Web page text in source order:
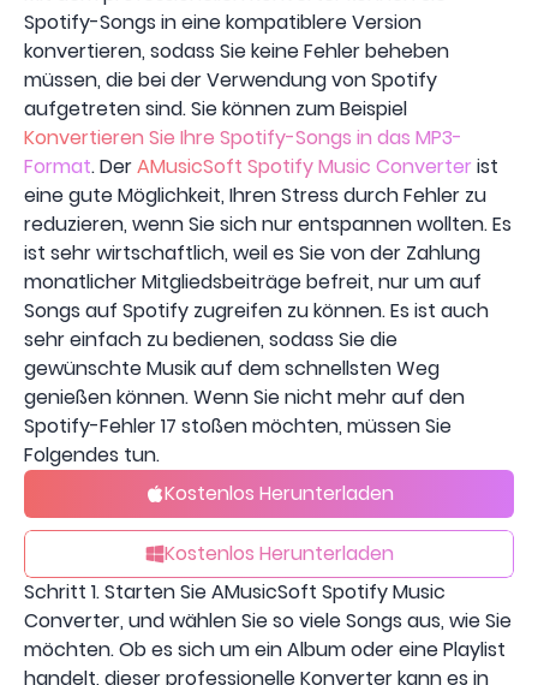
Spotify-Songs in eine kompatiblere Version
konvertieren, sodass Sie keine Fehler beheben
müssen, die bei der Verwendung von Spotify
aufgetreten sind. Sie können zum Beispiel
Konvertieren Sie Ihre Spotify-Songs in das MP3-
Format. DerAMusicSoft Spotify Music Converter ist
eine gute Möglichkeit, Ihren Stress durch Fehler zu
reduzieren, wenn Sie sich nur entspannen wollten. Es
ist sehr wirtschaftlich, weil es Sie von der Zahlung
monatlicher Mitgliedsbeiträge befreit, nur um auf
Songs auf Spotify zugreifen zu können. Es ist auch
sehr einfach zu bedienen, sodass Sie die
gewünschte Musik auf dem schnellsten Weg
genießen können. Wenn Sie nicht mehr auf den
Spotify-Fehler 17 stoßen möchten, müssen Sie
Folgendes tun.
Kostenlos Herunterladen
Kostenlos Herunterladen
Schritt 1. Starten Sie AMusicSoft Spotify Music
Converter, und wählen Sie so viele Songs aus, wie Sie
möchten. Ob es sich um ein Album oder eine Playlist
handelt, dieser professionelle Konverter kann es in